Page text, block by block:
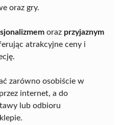
oraz gry.
oraz przyjaznym
atrakcyjne ceny i
zarówno osobiście w
internet, a do
lub odbioru